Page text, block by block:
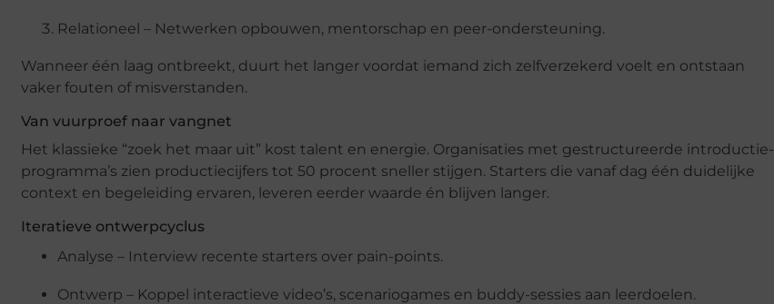
Relationeel – Netwerken opbouwen, mentorschap en peer-ondersteuning.
Wanneer één laag ontbreekt, duurt het langer voordat iemand zich zelfverzekerd voelt en ontstaan
vaker fouten of misverstanden.
Van vuurproef naar vangnet
Het klassieke “zoek het maar uit” kost talent en energie. Organisaties met gestructureerde introductie-
programma’s zien productie­cijfers tot 50 procent sneller stijgen. Starters die vanaf dag één duidelijke
context en begeleiding ervaren, leveren eerder waarde én blijven langer.
Iteratieve ontwerpcyclus
Analyse – Interview recente starters over pain-points.
Ontwerp – Koppel interactieve video’s, scenariogames en buddy-sessies aan leerdoelen.